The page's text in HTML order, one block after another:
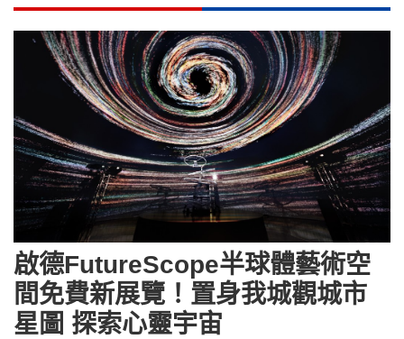
啟德FutureScope半球體藝術空
間免費新展覽！置身我城觀城市
星圖 探索心靈宇宙